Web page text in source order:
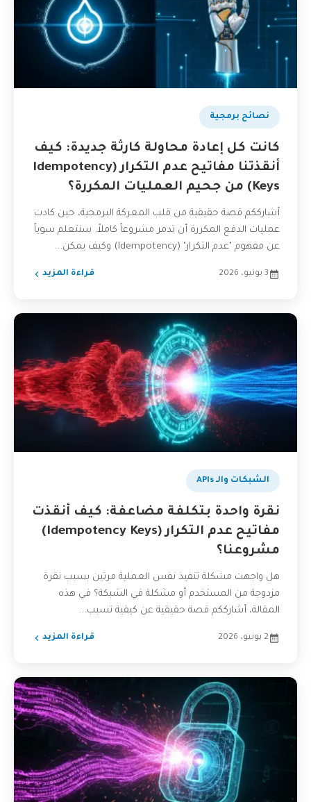
نصائح برمجية
كانت كل إعادة محاولة كارثة جديدة: كيف
أنقذتنا مفاتيح عدم التكرار (Idempotency
Keys) من جحيم العمليات المكررة؟
أشارككم قصة حقيقية من قلب المعركة البرمجية، حين كادت
عمليات الدفع المكررة أن تدمر مشروعاً كاملاً. سنتعلم سوياً
عن مفهوم "عدم التكرار" (Idempotency) وكيف يمكن...
3 يونيو، 2026 قراءة المزيد
الشبكات والـ APIs
نقرة واحدة بتكلفة مضاعفة: كيف أنقذت
مفاتيح عدم التكرار (Idempotency Keys)
مشروعنا؟
هل واجهت مشكلة تنفيذ نفس العملية مرتين بسبب نقرة
مزدوجة من المستخدم أو مشكلة في الشبكة؟ في هذه
المقالة، أشارككم قصة حقيقية عن كيفية تسبب...
2 يونيو، 2026 قراءة المزيد